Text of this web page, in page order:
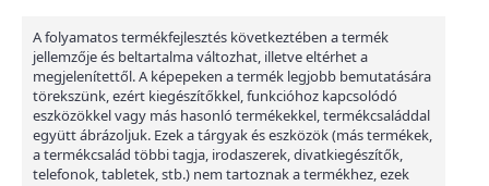
A folyamatos termékfejlesztés következtében a termék
jellemzője és beltartalma változhat, illetve eltérhet a
megjelenítettől. A képepeken a termék legjobb bemutatására
törekszünk, ezért kiegészítőkkel, funkcióhoz kapcsolódó
eszközökkel vagy más hasonló termékekkel, termékcsaláddal
együtt ábrázoljuk. Ezek a tárgyak és eszközök (más termékek,
a termékcsalád többi tagja, irodaszerek, divatkiegészítők,
telefonok, tabletek, stb.) nem tartoznak a termékhez, ezek